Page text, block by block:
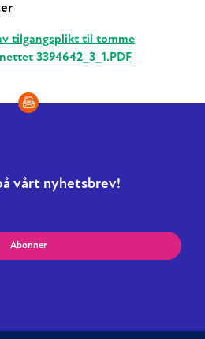
tilgangsplikt til tomme
3394642_3_1.PDF
vårt nyhetsbrev!
Abonner